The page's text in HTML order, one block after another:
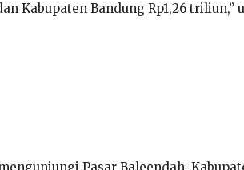
Kabupaten Bandung Rp1,26 triliun,”